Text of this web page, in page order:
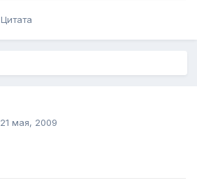
Цитата
21 мая, 2009